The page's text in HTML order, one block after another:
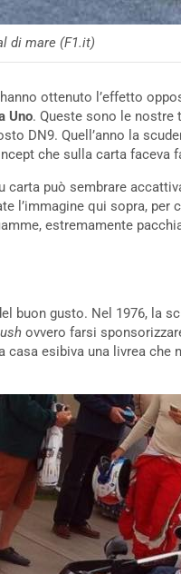
di mare (F1.it)
ottenuto l’effetto
Uno. Queste sono le nostre
DN9. Quell’anno la
che sulla carta faceva
carta può sembrare
l’immagine qui sopra,
estremamente
buon gusto. Nel 1976, la
ovvero farsi
esibiva una livrea che